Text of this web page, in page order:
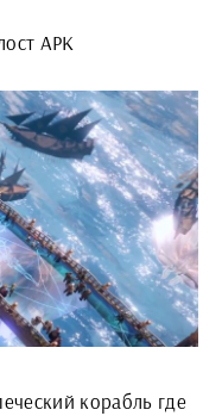
АРК
корабль где